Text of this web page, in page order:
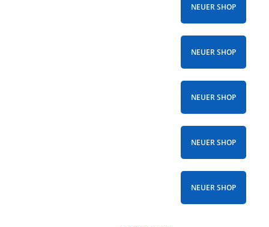
NEUER SHOP
NEUER SHOP
NEUER SHOP
NEUER SHOP
NEUER SHOP